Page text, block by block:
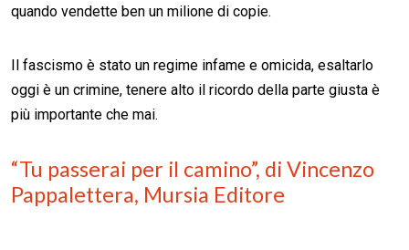
quando vendette ben un milione di copie.
Il fascismo è stato un regime infame e omicida, esaltarlo
oggi è un crimine, tenere alto il ricordo della parte giusta è
più importante che mai.
“Tu passerai per il camino”, di Vincenzo
Pappalettera, Mursia Editore